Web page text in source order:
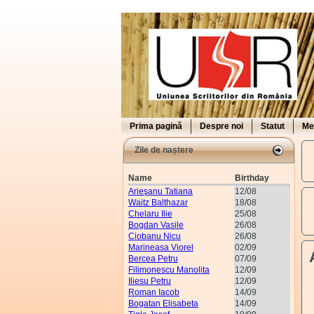
Prima pagină Despre noi Statut
Zile de naștere
Name
Birthday
Arieşanu Tatiana
12/08
Waitz Balthazar
18/08
Chelaru Ilie
25/08
Bogdan Vasile
26/08
Ciobanu Nicu
26/08
Marineasa Viorel
02/09
Bercea Petru
07/09
Filimonescu Manolita
12/09
Iliesu Petru
12/09
Roman Iacob
14/09
Bogatan Elisabeta
14/09